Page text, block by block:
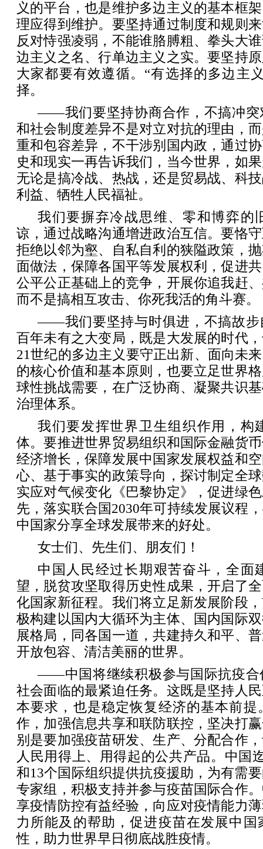
义的平台，也是维护多边主义的基本框
理应得到维护。要坚持通过制度和规则
反对恃强凌弱，不能谁胳膊粗、拳头大
边主义之名、行单边主义之实。要坚持
大家都要有效遵循。“有选择的多边主
择。
——我们要坚持协商合作，不搞冲突
和社会制度差异不是对立对抗的理由，
重和包容差异，不干涉别国内政，通过
史和现实一再告诉我们，当今世界，如
无论是搞冷战、热战，还是贸易战、科
利益、牺牲人民福祉。
我们要摒弃冷战思维、零和博弈的
谅，通过战略沟通增进政治互信。要恪
拒绝以邻为壑、自私自利的狭隘政策，
面做法，保障各国平等发展权利，促进
公平公正基础上的竞争，开展你追我赶
而不是搞相互攻击、你死我活的角斗赛。
——我们要坚持与时俱进，不搞故步
百年未有之大变局，既是大发展的时代
21世纪的多边主义要守正出新、面向未
的核心价值和基本原则，也要立足世界
球性挑战需要，在广泛协商、凝聚共识
治理体系。
我们要发挥世界卫生组织作用，构
体。要推进世界贸易组织和国际金融货
经济增长，保障发展中国家发展权益和
心、基于事实的政策导向，探讨制定全
实应对气候变化《巴黎协定》，促进绿
先，落实联合国2030年可持续发展议程
中国家分享全球发展带来的好处。
女士们、先生们、朋友们！
中国人民经过长期艰苦奋斗，全面
望，脱贫攻坚取得历史性成果，开启了
化国家新征程。我们将立足新发展阶段
极构建以国内大循环为主体、国内国际
展格局，同各国一道，共建持久和平、
开放包容、清洁美丽的世界。
——中国将继续积极参与国际抗疫合
社会面临的最紧迫任务。这既是坚持人
本要求，也是稳定恢复经济的基本前提
作，加强信息共享和联防联控，坚决打
别是要加强疫苗研发、生产、分配合作
人民用得上、用得起的公共产品。中国
和13个国际组织提供抗疫援助，为有需
专家组，积极支持并参与疫苗国际合作
享疫情防控有益经验，向应对疫情能力
力所能及的帮助，促进疫苗在发展中
性，助力世界早日彻底战胜疫情。